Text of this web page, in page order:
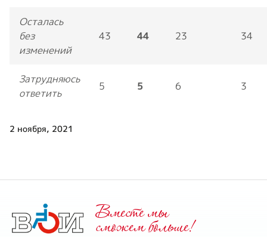
Осталась
без
изменений
43 44 23 34
Затрудняюсь
ответить
5 5 6 3
2 ноября, 2021
Вместе мы
cможем больше!